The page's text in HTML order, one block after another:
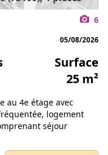
6
05/08/2026
Surface
25 m²
au 4e étage avec
logement
séjour